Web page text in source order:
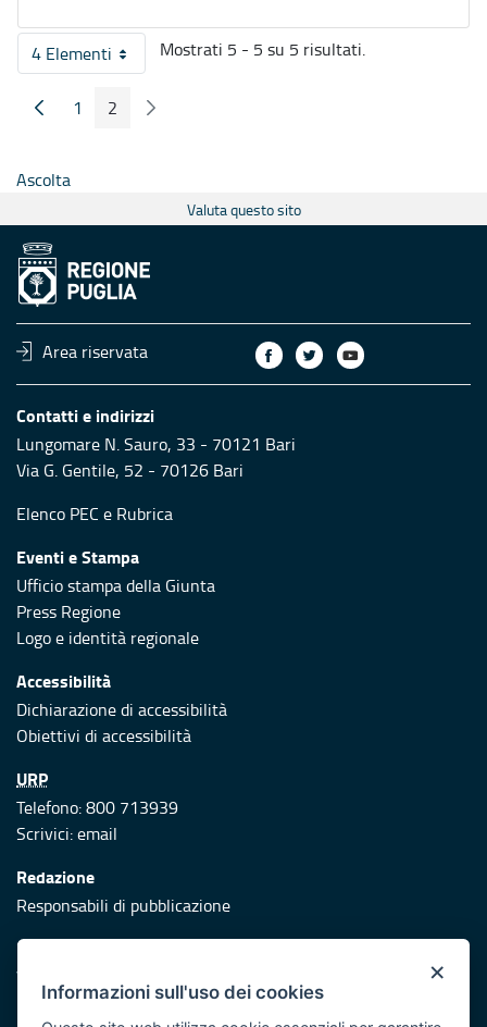
4 ElementiPer pagina
Mostrati 5 - 5 su 5 risultati.
Pagina Precedente
Pagina
1 Pagina
2 Pagina Seguente
Ascolta
Valuta questo sito
Area riservata
Contatti e indirizzi
Lungomare N. Sauro, 33 - 70121 Bari
Via G. Gentile, 52 - 70126 Bari
Elenco PEC e Rubrica
Eventi e Stampa
Ufficio stampa della Giunta
Press Regione
Logo e identità regionale
Accessibilità
Dichiarazione di accessibilità
Obiettivi di accessibilità
URP
Telefono: 800 713939
Scrivici:email
Redazione
Responsabili di pubblicazione
Protezione civile
Vai al sito di Protezione Civile Puglia
Iniziativa finanziata con risorse del POR Puglia 2014/2020 -
×
Informazioni sull'uso dei cookies